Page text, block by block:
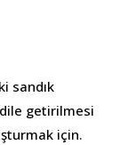
sandık
dile getirilmesi
için.